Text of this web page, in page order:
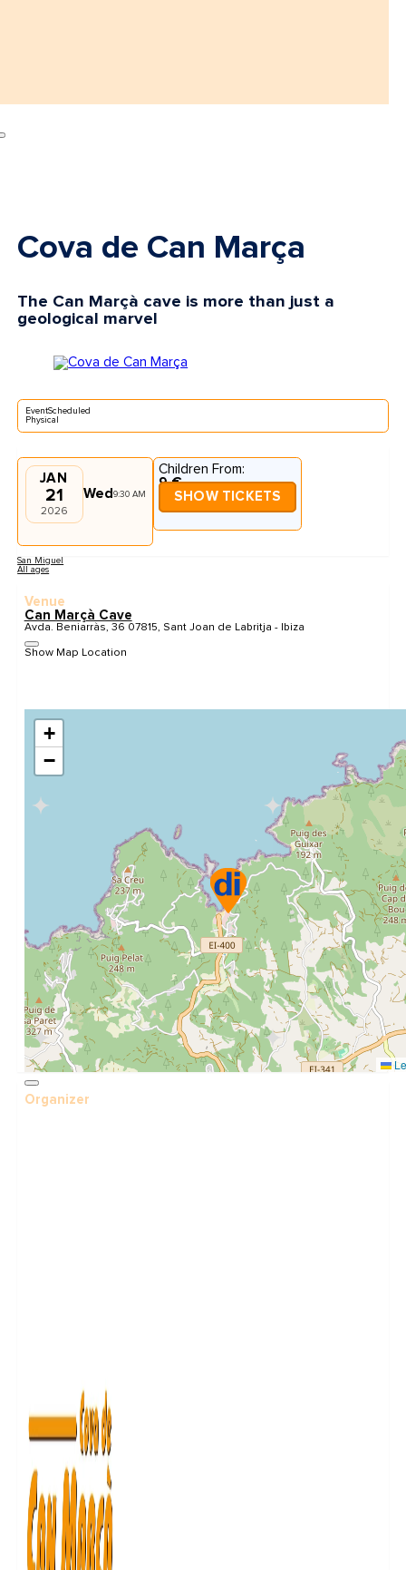
Cova de Can Marça
The Can Marçà cave is more than just a
geological marvel
EventScheduled
Physical
JAN
21
2026
Wed 9:30 AM
Children From:
9 €
SHOW TICKETS
San Miguel
All ages
Venue
Can Marçà Cave
Avda. Beniarràs, 36 07815, Sant Joan de Labritja - Ibiza
Show Map Location
+
−
Organizer